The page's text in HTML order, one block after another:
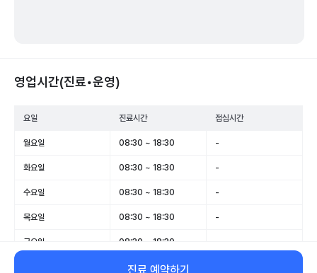
영업시간(진료•운영)
요일 진료시간 점심시간
월요일 08:30 ~ 18:30 -
화요일 08:30 ~ 18:30 -
수요일 08:30 ~ 18:30 -
목요일 08:30 ~ 18:30 -
금요일 08:30 ~ 18:30
08:30 ~ 13:00
진료 예약하기